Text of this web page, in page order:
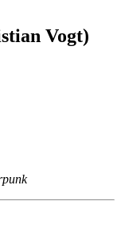
Vogt)